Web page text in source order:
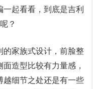
起看看，到底是吉利
？
的家族式设计，前脸整
造型比较有力量感，
越细节之处还是有一些